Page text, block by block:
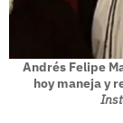
Andrés Felipe
hoy maneja y